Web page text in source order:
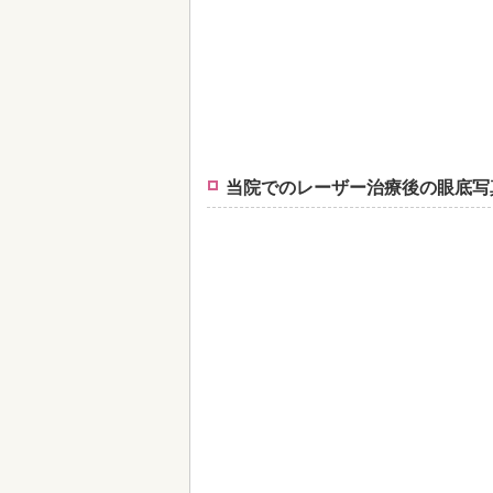
当院でのレーザー治療後の眼底写